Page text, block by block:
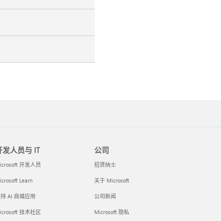
发人员与 IT
开发人员
Learn
AI 商城应用
技术社区
公司
招贤纳士
关于 Microsoft
公司新闻
Microsoft 隐私